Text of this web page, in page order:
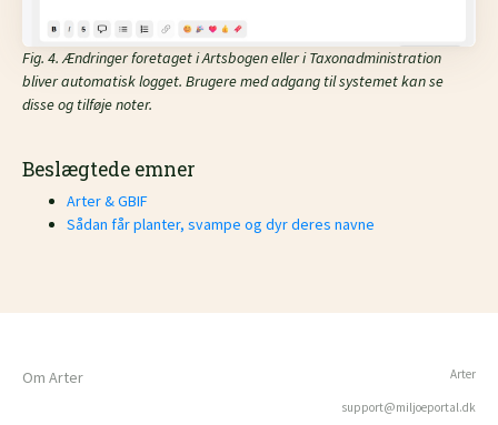
Fig. 4. Ændringer foretaget i Artsbogen eller i Taxonadministration
bliver automatisk logget. Brugere med adgang til systemet kan se
disse og tilføje noter.
Beslægtede emner
Arter & GBIF
Sådan får planter, svampe og dyr deres navne
Om Arter Arter
support@miljoeportal.dk